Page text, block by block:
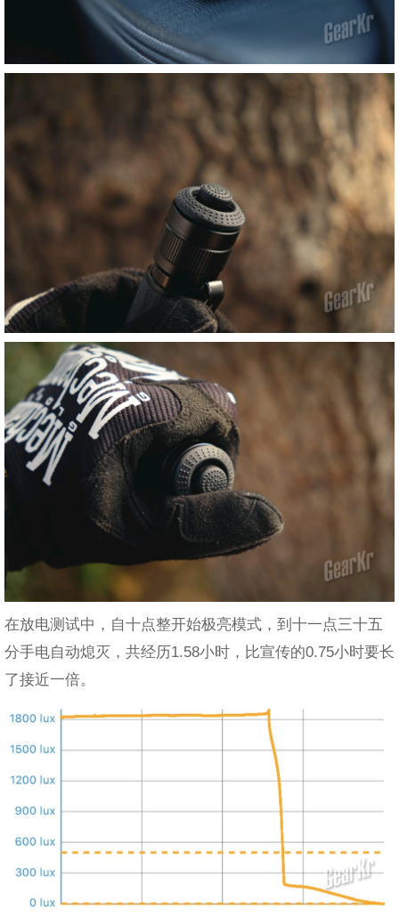
在放电测试中，自十点整开始极亮模式，到十一点三十五
分手电自动熄灭，共经历1.58小时，比宣传的0.75小时要长
了接近一倍。